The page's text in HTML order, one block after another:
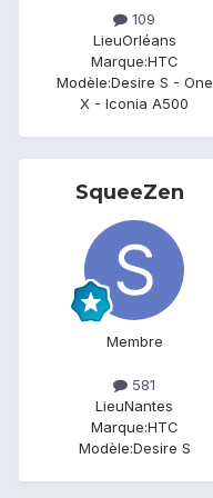
109
LieuOrléans
Marque:HTC
Modèle:Desire S - One
X - Iconia A500
SqueeZen
Membre
581
LieuNantes
Marque:HTC
Modèle:Desire S